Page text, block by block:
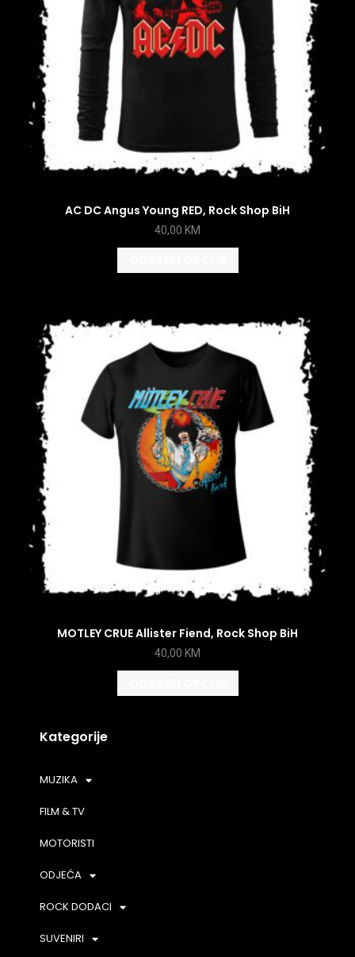
Kategorije
MUZIKA
FILM & TV
MOTORISTI
ODJEĆA
ROCK DODACI
SUVENIRI
AC DC Angus Young RED, Rock Shop BiH
40,00 KM
MOTLEY CRUE Allister Fiend, Rock Shop BiH
40,00 KM